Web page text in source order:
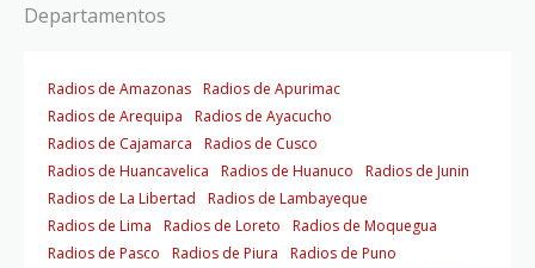
Departamentos
Radios de Amazonas Radios de Apurimac
Radios de Arequipa
Radios de Ayacucho
Radios de Cajamarca
Radios de Cusco
Radios de Huancavelica
Radios de Huanuco
Radios de Junin
Radios de La Libertad
Radios de Lambayeque
Radios de Lima
Radios de Loreto
Radios de Moquegua
Radios de Pasco
Radios de Piura
Radios de Puno